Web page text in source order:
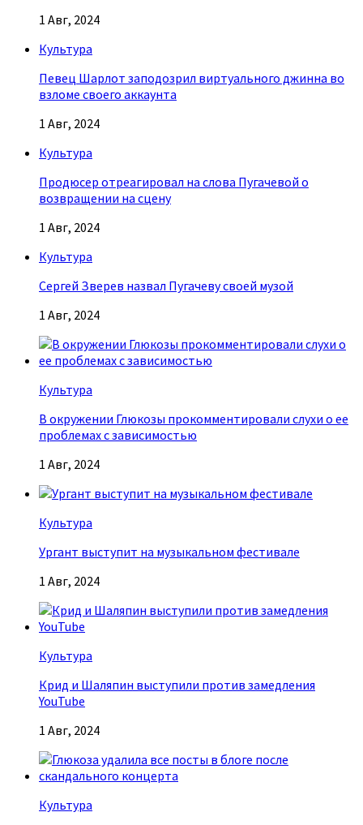
1 Авг, 2024
Культура
Певец Шарлот заподозрил виртуального джинна во
взломе своего аккаунта
1 Авг, 2024
Культура
Продюсер отреагировал на слова Пугачевой о
возвращении на сцену
1 Авг, 2024
Культура
Сергей Зверев назвал Пугачеву своей музой
1 Авг, 2024
Культура
В окружении Глюкозы прокомментировали слухи о ее
проблемах с зависимостью
1 Авг, 2024
Культура
Ургант выступит на музыкальном фестивале
1 Авг, 2024
Культура
Крид и Шаляпин выступили против замедления
YouTube
1 Авг, 2024
Культура